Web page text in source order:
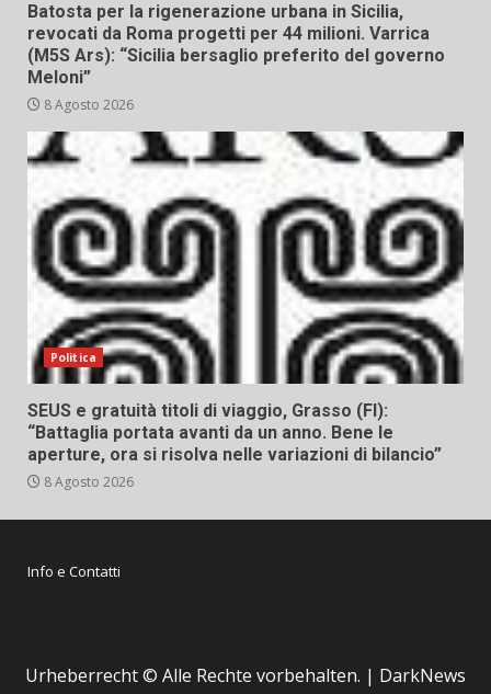
Batosta per la rigenerazione urbana in Sicilia,
revocati da Roma progetti per 44 milioni. Varrica
(M5S Ars): “Sicilia bersaglio preferito del governo
Meloni”
8 Agosto 2026
Politica
SEUS e gratuità titoli di viaggio, Grasso (FI):
“Battaglia portata avanti da un anno. Bene le
aperture, ora si risolva nelle variazioni di bilancio”
8 Agosto 2026
Info e Contatti
Urheberrecht © Alle Rechte vorbehalten. | DarkNews